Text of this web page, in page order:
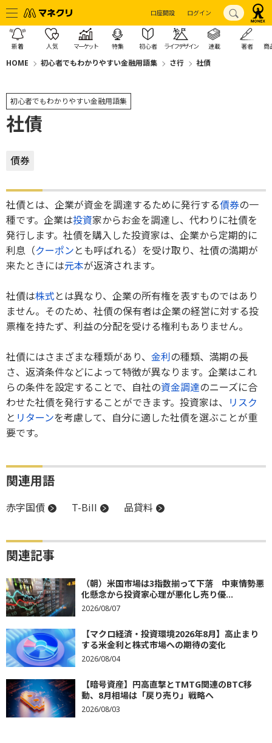
口座開設 ログイン
新着 人気 マーケット 特集 初心者 ライフデザイン 連載 著者 商
HOME 初心者でもわかりやすい金融用語集 さ行 社債
初心者でもわかりやすい金融用語集
社債
債券
社債とは、企業が資金を調達するために発行する債券の一
種です。企業は投資家からお金を調達し、代わりに社債を
発行します。社債を購入した投資家は、企業から定期的に
利息（クーポンとも呼ばれる）を受け取り、社債の満期が
来たときには元本が返済されます。
社債は株式とは異なり、企業の所有権を表すものではあり
ません。そのため、社債の保有者は企業の経営に対する投
票権を持たず、利益の分配を受ける権利もありません。
社債にはさまざまな種類があり、 金利の種類、満期の長
さ、返済条件などによって特徴が異なります。企業はこれ
らの条件を設定することで、自社の資金調達のニーズに合
わせた社債を発行することができます。投資家は、 リスク
と リターンを考慮して、自分に適した社債を選ぶことが重
要です。
関連用語
赤字国債 T-Bill 品貸料
関連記事
（朝）米国市場は3指数揃って下落 中東情勢悪
化懸念から投資家心理が悪化し売り優...
2026/08/07
【マクロ経済・投資環境2026年8月】高止まり
する米金利と株式市場への期待の変化
2026/08/04
【暗号資産】円高直撃とTMTG関連のBTC移
動、8月相場は「戻り売り」戦略へ
2026/08/03